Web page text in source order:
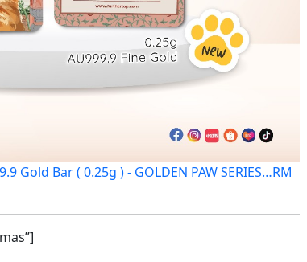
Gold Bar ( 0.25g ) - GOLDEN PAW SERIES…RM